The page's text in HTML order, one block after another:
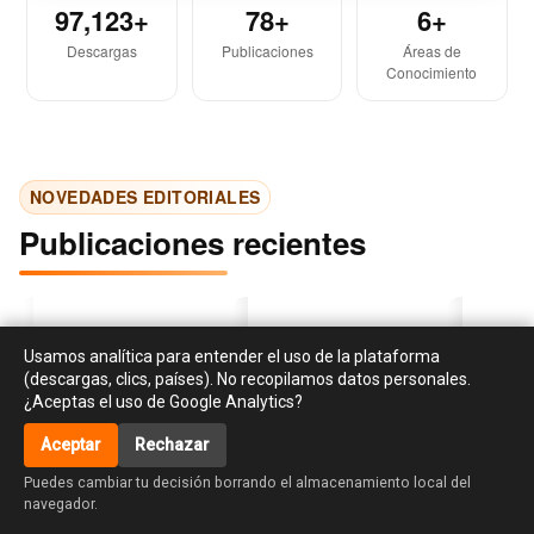
Usamos analítica para entender el uso de la plataforma
(descargas, clics, países). No recopilamos datos personales.
¿Aceptas el uso de Google Analytics?
Aceptar Rechazar
Puedes cambiar tu decisión borrando el almacenamiento local del
navegador.
97,123+
Descargas
78+
Publicaciones
6+
Áreas de
Conocimiento
NOVEDADES EDITORIALES
Publicaciones recientes
Investigación en
responsabilidad social y
sostenibilidad:
Libro de cocina para el
‹